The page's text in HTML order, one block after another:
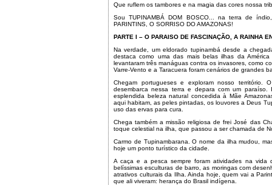
Que ruflem os tambores e na magia das cores nossa
Sou TUPINAMBÁ DOM BOSCO... na terra de
PARINTINS, O SORRISO DO AMAZONAS!
PARTE I – O PARAISO DE FASCINAÇÃO, A RAINHA
Na verdade, um eldorado tupinambá desde a
destaca como uma das mais belas ilhas da
levantaram três manáguas contra os invasores, como
Varre-Vento e a Taracuera foram cenários de grandes
Chegam portugueses e exploram nosso território.
desembarca nessa terra e depara com um paraíso.
esplendida beleza natural concedida à Mãe
aqui habitam, as peles pintadas, os louvores a Deus
uso das ervas para cura.
Chega também a missão religiosa de frei José das
toque celestial na ilha, que passou a ser chamada de
Carmo de Tupinambarana. O nome da ilha mudou,
hoje um ponto turístico da cidade.
A caça e a pesca sempre foram atividades na vida
belíssimas esculturas de barro, as moringas com
atrativos culturais da Ilha. Ainda hoje, quem vai a
que ali viveram: herança do Brasil indígena.